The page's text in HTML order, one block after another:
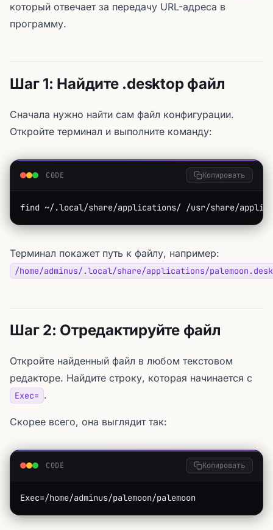
который отвечает за передачу URL-адреса в
программу.
Шаг 1: Найдите .desktop файл
Сначала нужно найти сам файл конфигурации.
Откройте терминал и выполните команду:
CODE Копировать
find ~/.local/share/applications/ /usr/share/
Терминал покажет путь к файлу, например:
/home/adminus/.local/share/applications/
Шаг 2: Отредактируйте файл
Откройте найденный файл в любом текстовом
редакторе. Найдите строку, которая начинается с
Exec= .
Скорее всего, она выглядит так:
CODE Копировать
Exec=/home/adminus/palemoon/palemoon